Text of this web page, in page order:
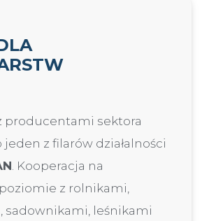
producentami sektora
z filarów działalności
. Kooperacja na
z rolnikami,
sadownikami, leśnikami